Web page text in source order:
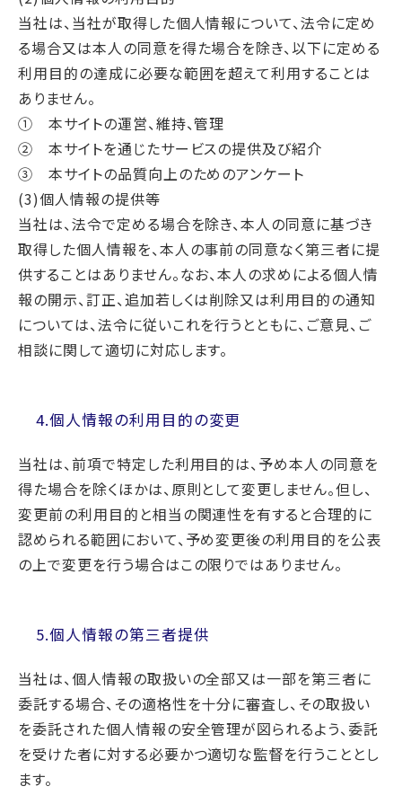
当社は、当社が取得した個人情報について、法令に定め
る場合又は本人の同意を得た場合を除き、以下に定める
利用目的の達成に必要な範囲を超えて利用することは
ありません。
① 本サイトの運営、維持、管理
② 本サイトを通じたサービスの提供及び紹介
③ 本サイトの品質向上のためのアンケート
(3)個人情報の提供等
当社は、法令で定める場合を除き、本人の同意に基づき
取得した個人情報を、本人の事前の同意なく第三者に提
供することはありません。なお、本人の求めによる個人情
報の開示、訂正、追加若しくは削除又は利用目的の通知
については、法令に従いこれを行うとともに、ご意見、ご
相談に関して適切に対応します。
4.個人情報の利用目的の変更
当社は、前項で特定した利用目的は、予め本人の同意を
得た場合を除くほかは、原則として変更しません。但し、
変更前の利用目的と相当の関連性を有すると合理的に
認められる範囲において、予め変更後の利用目的を公表
の上で変更を行う場合はこの限りではありません。
5.個人情報の第三者提供
当社は、個人情報の取扱いの全部又は一部を第三者に
委託する場合、その適格性を十分に審査し、その取扱い
を委託された個人情報の安全管理が図られるよう、委託
を受けた者に対する必要かつ適切な監督を行うこととし
ます。